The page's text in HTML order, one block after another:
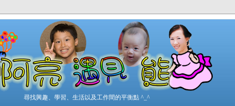
尋找興趣、學習、生活以及工作間的平衡點 ^_^